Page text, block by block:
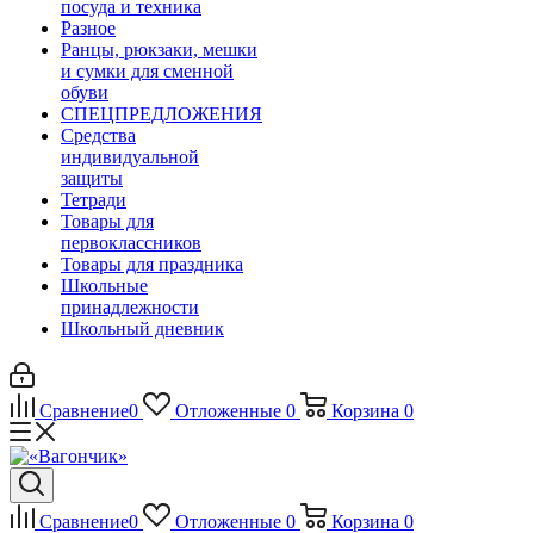
посуда и техника
Разное
Ранцы, рюкзаки, мешки
и сумки для сменной
обуви
СПЕЦПРЕДЛОЖЕНИЯ
Средства
индивидуальной
защиты
Тетради
Товары для
первоклассников
Товары для праздника
Школьные
принадлежности
Школьный дневник
Сравнение0 Отложенные 0 Корзина 0
Сравнение0 Отложенные 0 Корзина 0